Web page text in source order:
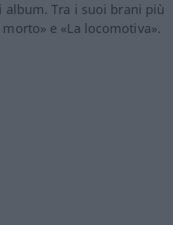
Tra i suoi brani più
e «La locomotiva».